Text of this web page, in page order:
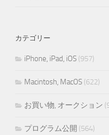
カテゴリー
iPhone, iPad, iOS (957)
Macintosh, MacOS (622)
お買い物, オークション
プログラム公開 (564)